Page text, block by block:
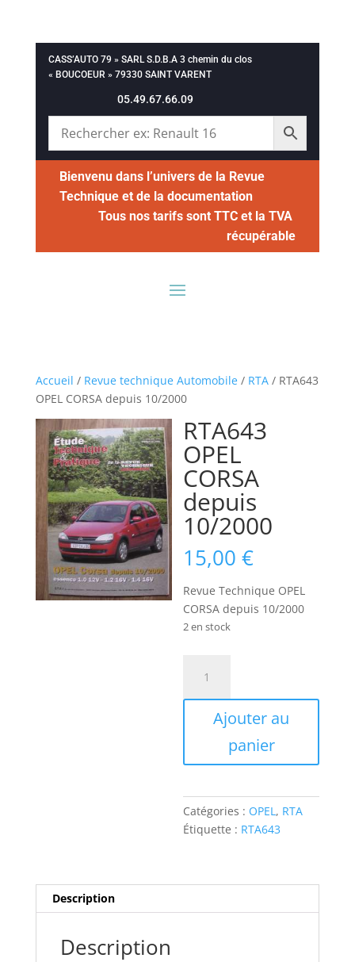
CASS’AUTO 79 » SARL S.D.B.A 3 chemin du clos
« BOUCOEUR » 79330 SAINT VARENT
05.49.67.66.09
Bienvenu dans l’univers de la Revue
Technique et de la documentation
Tous nos tarifs sont TTC et la TVA
récupérable
Accueil / Revue technique Automobile/ RTA/ RTA643
OPEL CORSA depuis 10/2000
RTA643
OPEL
CORSA
depuis
10/2000
15,00€
Revue Technique OPEL
CORSA depuis 10/2000
2 en stock
RTA643
Ajouter au
panier
Catégories : OPEL, RTA
Étiquette : RTA643
Description
Description